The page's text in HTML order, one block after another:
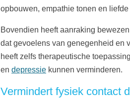
opbouwen, empathie tonen en
Bovendien heeft aanraking
dat gevoelens van genegenheid en
heeft zelfs therapeutische
en depressie kunnen verminderen.
Vermindert fysiek contact